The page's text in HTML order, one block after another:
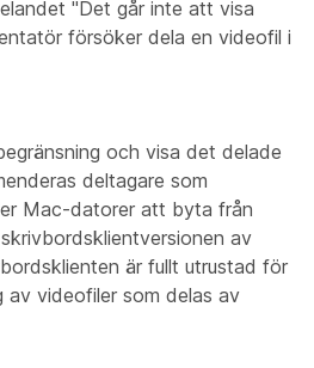
"Det går inte att visa
försöker dela en videofil i
och visa det delade
deltagare som
Mac-datorer att byta från
av
är fullt utrustad för
av videofiler som delas av